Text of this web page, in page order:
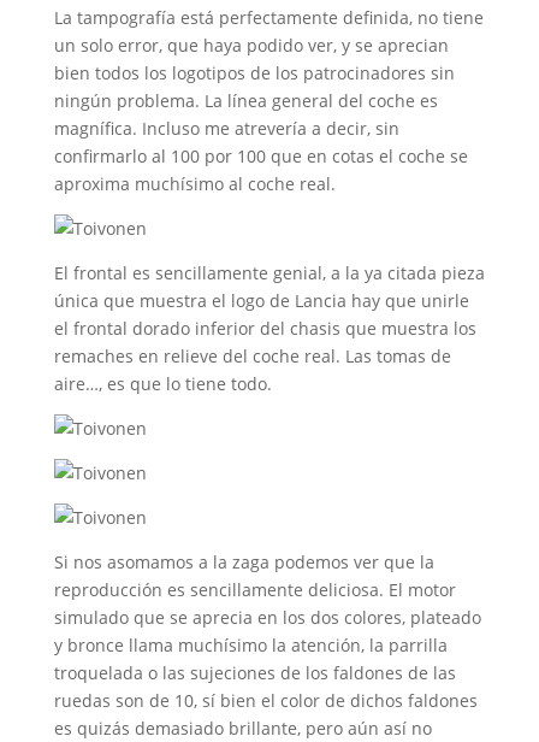
La tampografía está perfectamente definida, no tiene
un solo error, que haya podido ver, y se aprecian
bien todos los logotipos de los patrocinadores sin
ningún problema. La línea general del coche es
magnífica. Incluso me atrevería a decir, sin
confirmarlo al 100 por 100 que en cotas el coche se
aproxima muchísimo al coche real.
El frontal es sencillamente genial, a la ya citada pieza
única que muestra el logo de Lancia hay que unirle
el frontal dorado inferior del chasis que muestra los
remaches en relieve del coche real. Las tomas de
aire…, es que lo tiene todo.
Si nos asomamos a la zaga podemos ver que la
reproducción es sencillamente deliciosa. El motor
simulado que se aprecia en los dos colores, plateado
y bronce llama muchísimo la atención, la parrilla
troquelada o las sujeciones de los faldones de las
ruedas son de 10, sí bien el color de dichos faldones
es quizás demasiado brillante, pero aún así no